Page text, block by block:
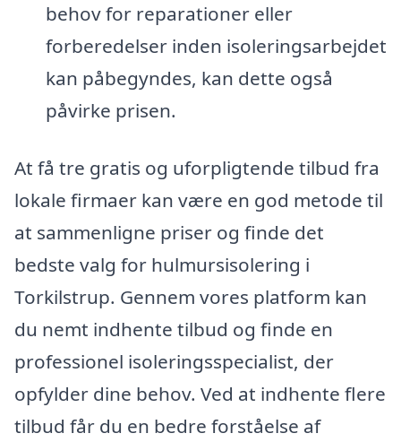
behov for reparationer eller
forberedelser inden isoleringsarbejdet
kan påbegyndes, kan dette også
påvirke prisen.
At få tre gratis og uforpligtende tilbud fra
lokale firmaer kan være en god metode til
at sammenligne priser og finde det
bedste valg for hulmursisolering i
Torkilstrup. Gennem vores platform kan
du nemt indhente tilbud og finde en
professionel isoleringsspecialist, der
opfylder dine behov. Ved at indhente flere
tilbud får du en bedre forståelse af